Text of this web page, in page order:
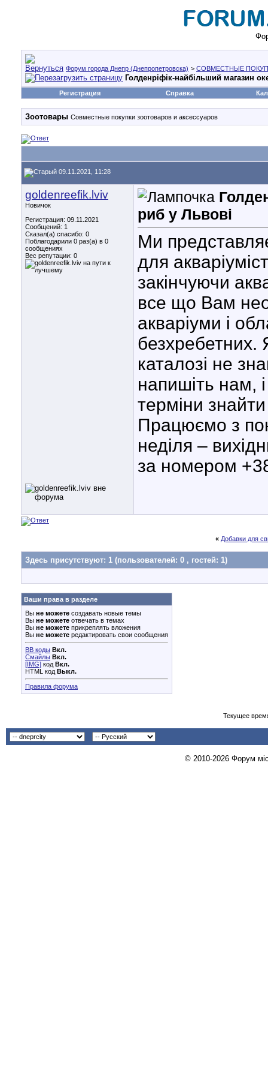
Форум города Днепр (Днепропетровска) > СОВМЕСТНЫЕ
Голденріфік-найбільший магазин
Регистрация Справка
Зоотовары Совместные покупки зоотоваров и аксессуаров
09.11.2021, 11:28
goldenreefik.lviv
Новичок
Регистрация: 09.11.2021
Сообщений: 1
Сказал(а) спасибо: 0
Поблагодарили 0 раз(а) в 0
сообщениях
Вес репутации: 0
риб у Львові
Ми
для
закінчуючи
все що Вам
акваріуми і
каталозі не
напишіть нам,
терміни
Працюємо з
неділя –
за номером
« Добавки для
Здесь присутствуют: 1 (пользователей: 0 , гостей: 1)
Ваши права в разделе
Вы не можете создавать новые темы
Вы не можете отвечать в темах
Вы не можете прикреплять вложения
Вы не можете редактировать свои сообщения
BB коды Вкл.
Смайлы Вкл.
[IMG] код Вкл.
HTML код Выкл.
Правила форума
Текущее
© 2010-2026 Форум